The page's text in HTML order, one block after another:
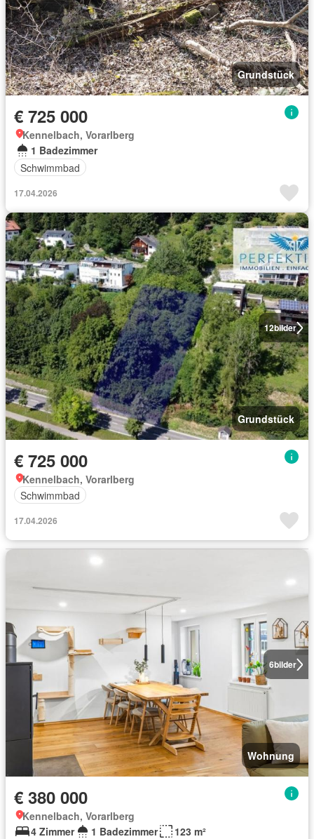
Grundstück
€ 725 000
Kennelbach, Vorarlberg
1 Badezimmer
Schwimmbad
17.04.2026
12bilder
Grundstück
€ 725 000
Kennelbach, Vorarlberg
Schwimmbad
17.04.2026
6bilder
Wohnung
€ 380 000
Kennelbach, Vorarlberg
4 Zimmer
1 Badezimmer 123 m²